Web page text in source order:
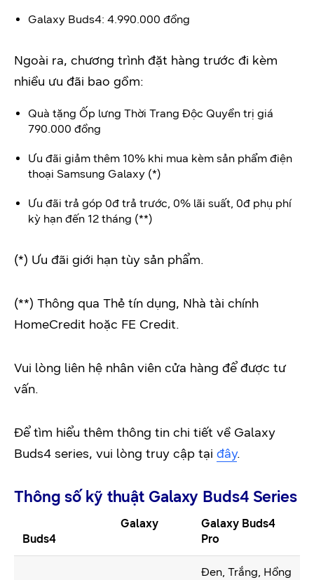
Galaxy Buds4: 4.990.000 đồng
Ngoài ra, chương trình đặt hàng trước đi kèm
nhiều ưu đãi bao gồm:
Quà tặng Ốp lưng Thời Trang Độc Quyền trị giá
790.000 đồng
Ưu đãi giảm thêm 10% khi mua kèm sản phẩm điện
thoại Samsung Galaxy (*)
Ưu đãi trả góp 0đ trả trước, 0% lãi suất, 0đ phụ phí
kỳ hạn đến 12 tháng (**)
(*) Ưu đãi giới hạn tùy sản phẩm.
(**) Thông qua Thẻ tín dụng, Nhà tài chính
HomeCredit hoặc FE Credit.
Vui lòng liên hệ nhân viên cửa hàng để được tư
vấn.
Để tìm hiểu thêm thông tin chi tiết về Galaxy
Buds4 series, vui lòng truy cập tại đây.
Thông số kỹ thuật Galaxy Buds4 Series
Galaxy
Buds4
Galaxy Buds4
Pro
Đen, Trắng, Hồng